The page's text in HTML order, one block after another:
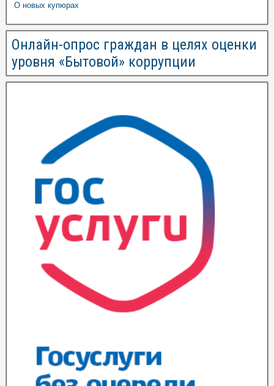
О новых купюрах
Онлайн-опрос граждан в целях оценки
уровня «Бытовой» коррупции